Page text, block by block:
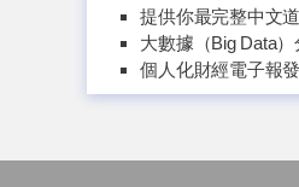
提供你最完整中文
大數據（Big Data
個人化財經電子報